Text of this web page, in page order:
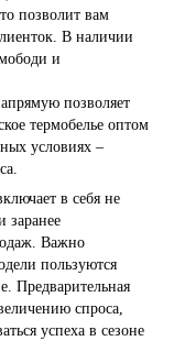
позволит вам
В наличии
и
позволяет
термобелье оптом
условиях –
в себя не
заранее
Важно
пользуются
Предварительная
спроса,
успеха в сезоне